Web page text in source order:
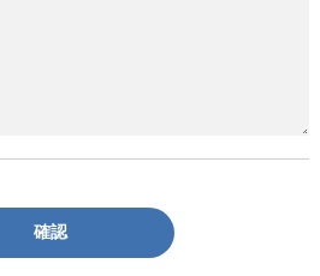
確認